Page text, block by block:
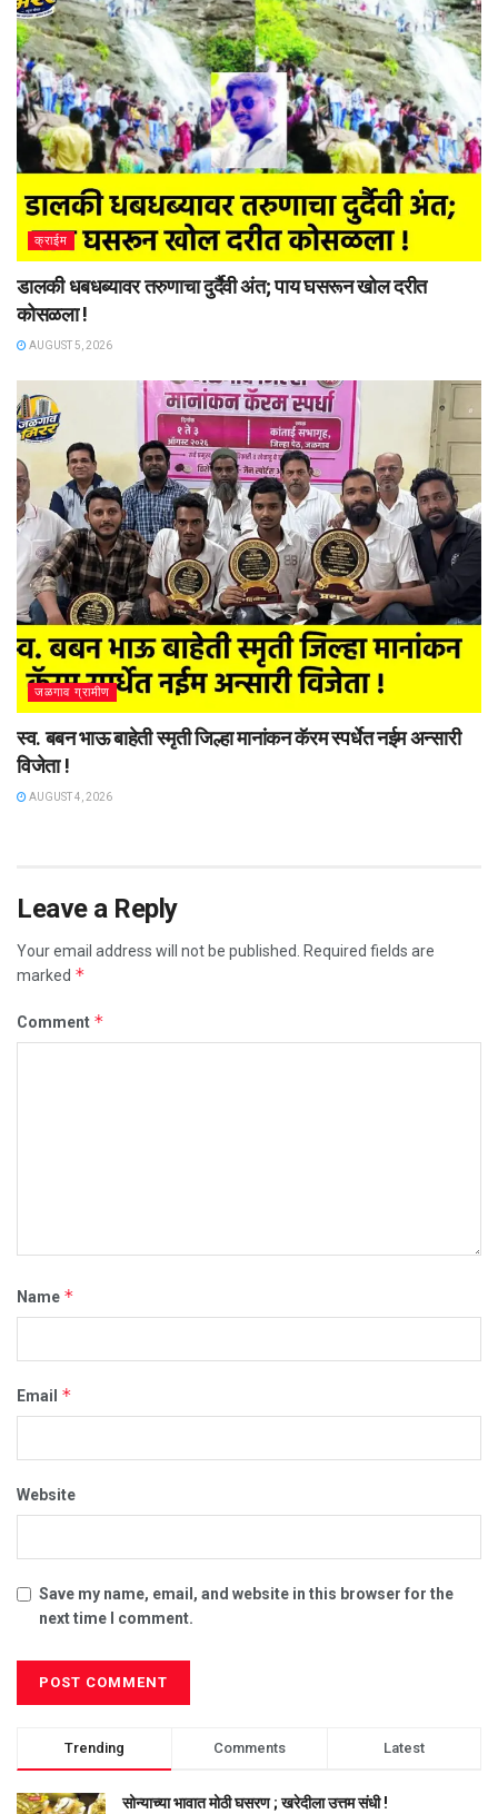
क्राईम
डालकी धबधब्यावर तरुणाचा दुर्दैवी अंत; पाय घसरून खोल दरीत
कोसळला !
AUGUST 5, 2026
जळगाव ग्रामीण
स्व. बबन भाऊ बाहेती स्मृती जिल्हा मानांकन कॅरम स्पर्धेत नईम अन्सारी
विजेता !
AUGUST 4, 2026
Leave a Reply
Your email address will not be published.
Required fields are
marked *
Comment *
Name *
Email *
Website
Save my name, email, and website in this browser for the
next time I comment.
Trending Comments Latest
सोन्याच्या भावात मोठी घसरण ; खरेदीला उत्तम संधी !